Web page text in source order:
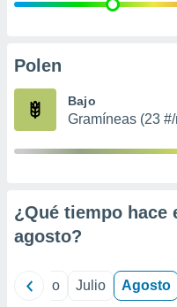
e
publicidad
Polen
Bajo
Gramíneas (23 #/
¿Qué tiempo hace
agosto?
Junio Julio Agosto